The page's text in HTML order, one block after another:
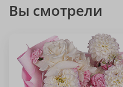
Вы смотрели